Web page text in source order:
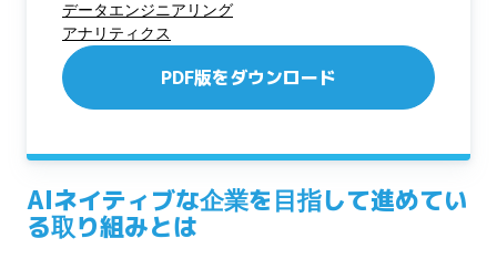
データエンジニアリング
アナリティクス
PDF版をダウンロード
AIネイティブな企業を目指して進めてい
る取り組みとは